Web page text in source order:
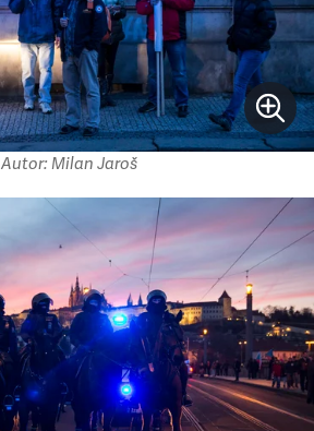
Autor: Milan Jaroš